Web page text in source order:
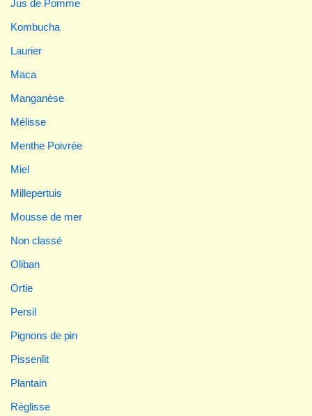
Jus de Pomme
Kombucha
Laurier
Maca
Manganèse
Mélisse
Menthe Poivrée
Miel
Millepertuis
Mousse de mer
Non classé
Oliban
Ortie
Persil
Pignons de pin
Pissenlit
Plantain
Réglisse